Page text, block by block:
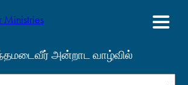
அன்றாட வாழ்வில்